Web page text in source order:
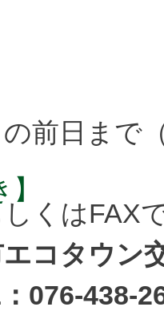
前日まで
しくはFAX
コタウン
076-438-